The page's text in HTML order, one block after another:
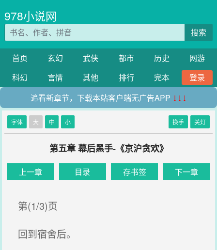
978小说网
搜索
首页 玄幻 武侠 都市 历史
网游
科幻
言情 其他 排行 完本
登录
追看新章节，下载本站客户端无广告APP ↓↓↓
字体 大 中 小 换手 关灯
第五章 幕后黑手-《京沪贪欢》
上一章 目录 存书签 下一章
第(1/3)页
回到宿舍后。